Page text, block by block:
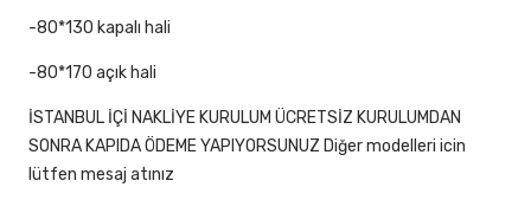
-80*130 kapalı hali
-80*170 açık hali
İSTANBUL İÇİ NAKLİYE KURULUM ÜCRETSİZ KURULUMDAN
SONRA KAPIDA ÖDEME YAPIYORSUNUZ Diğer modelleri icin
lütfen mesaj atınız